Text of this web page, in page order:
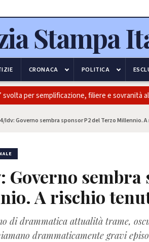
CRONACA POLITICA
per semplificazione, filiere e sovranità
Idv: Governo sembra sponsor P2 del Terzo Millennio.
Governo sembra
A rischio
di drammatica attualità trame,
drammaticamente gravi